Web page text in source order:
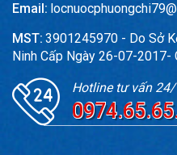
Email:
MST: 3901245970 - Do Sở
Ninh Cấp Ngày 26-07-2017-
Hotline tư vấn